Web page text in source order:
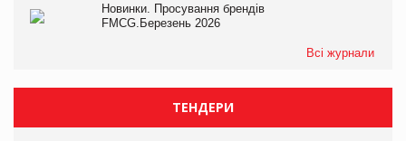
Новинки. Просування брендів
FMCG.Березень 2026
Всі журнали
ТЕНДЕРИ